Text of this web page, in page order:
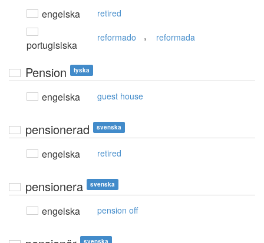
engelska retired
portugisiska
reformado , reformada
Pension tyska
engelska guest house
pensionerad svenska
engelska retired
pensionera svenska
engelska pension off